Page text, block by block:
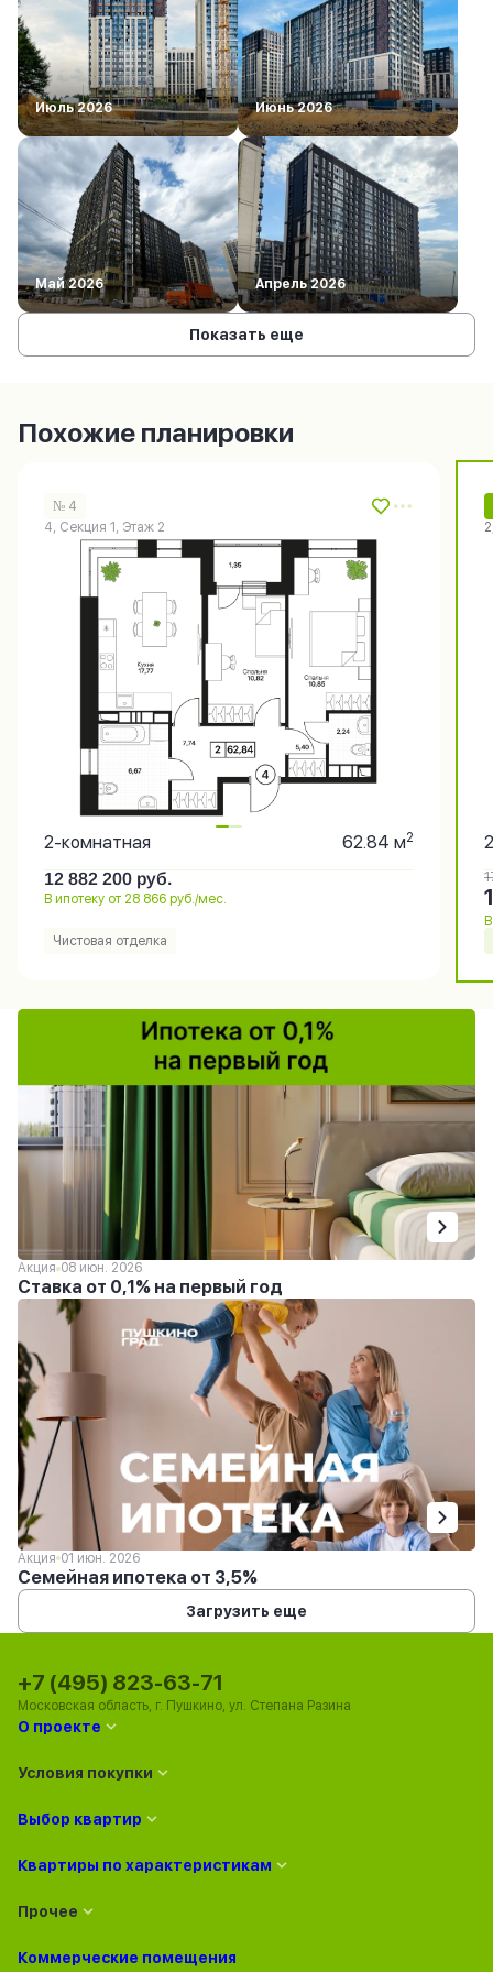
Июль 2026 Июнь 2026
Май 2026 Апрель 2026
Показать еще
Похожие планировки
№ 4
4, Секция 1, Этаж 2
2-комнатная 62.84 м2
12 882 200 руб.
В ипотеку от 28 866 руб./мес.
Чистовая отделка
Акция 08 июн. 2026
Ставка от 0,1% на первый год
Акция 01 июн. 2026
Семейная ипотека от 3,5%
Загрузить еще
О проекте
Условия покупки
Выбор квартир
Квартиры по характеристикам
Прочее
Коммерческие помещения
+7 (495) 823-63-71
Московская область, г. Пушкино, ул. Степана Разина